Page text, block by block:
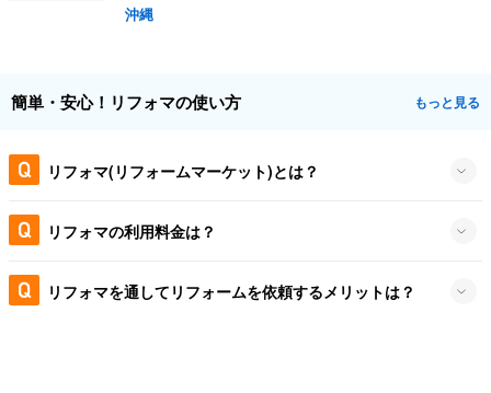
沖縄
簡単・安心！リフォマの使い方 もっと見る
リフォマ(リフォームマーケット)とは？
リフォマの利用料金は？
リフォマを通してリフォームを依頼するメリットは？